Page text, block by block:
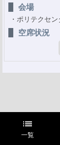
会場
ポリテクセン
空席状況
一覧